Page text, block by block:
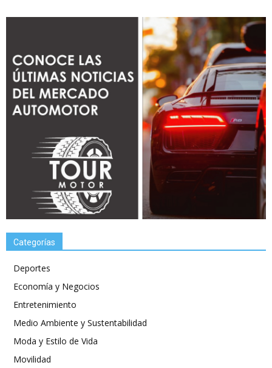
Categorías
Deportes
Economía y Negocios
Entretenimiento
Medio Ambiente y Sustentabilidad
Moda y Estilo de Vida
Movilidad